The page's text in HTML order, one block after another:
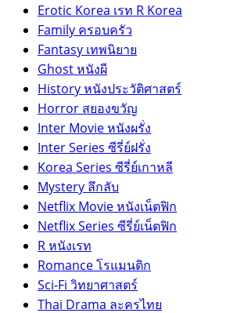
Erotic Korea เรท R Korea
Family ครอบครัว
Fantasy เทพนิยาย
Ghost หนังผี
History หนังประวัติศาสตร์
Horror สยองขวัญ
Inter Movie หนังผรั่ง
Inter Series ซีรี่ย์ฝรั่ง
Korea Series ซีรี่ย์เกาหลี
Mystery ลึกลับ
Netflix Movie หนังเน็ตฟิก
Netflix Series ซีรี่ย์เน็ตฟิก
R หนังเรท
Romance โรแมนติก
Sci-Fi วิทยาศาสตร์
Thai Drama ละครไทย